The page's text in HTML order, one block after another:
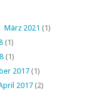
März 2021 (1)
(1)
(1)
2017 (1)
2017 (2)